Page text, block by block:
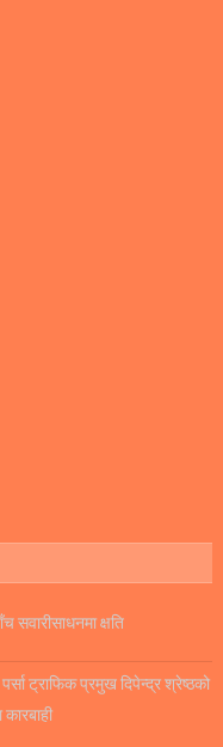
सवारीसाधनमा क्षति
ट्राफिक प्रमुख दिपेन्द्र श्रेष्ठको